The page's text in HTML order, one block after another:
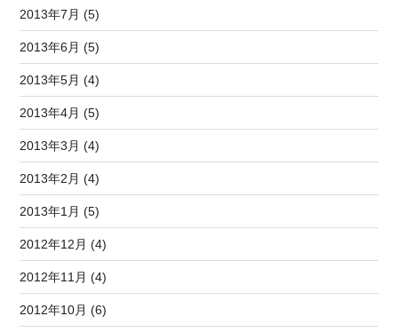
2013年7月 (5)
2013年6月 (5)
2013年5月 (4)
2013年4月 (5)
2013年3月 (4)
2013年2月 (4)
2013年1月 (5)
2012年12月 (4)
2012年11月 (4)
2012年10月 (6)